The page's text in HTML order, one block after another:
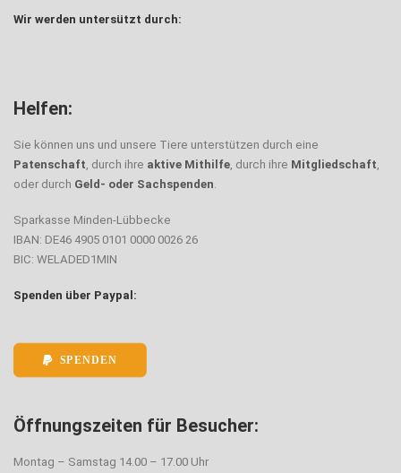
Wir werden untersützt durch:
Helfen:
Sie können uns und unsere Tiere unterstützen durch eine
Patenschaft, durch ihre aktive Mithilfe, durch ihre Mitgliedschaft,
oder durch Geld- oder Sachspenden.
Sparkasse Minden-Lübbecke
IBAN: DE46 4905 0101 0000 0026 26
BIC: WELADED1MIN
Spenden über Paypal:
SPENDEN
Öffnungszeiten für Besucher:
Montag – Samstag 14.00 – 17.00 Uhr